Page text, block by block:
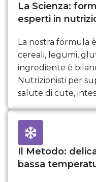
La Scienza:
esperti in
La nostra formula
cereali, legumi,
ingrediente è
Nutrizionisti per
salute di cute,
Il Metodo:
bassa